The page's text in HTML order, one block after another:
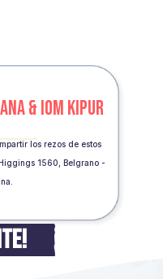
& IOM KIPUR
los rezos de estos
1560, Belgrano -